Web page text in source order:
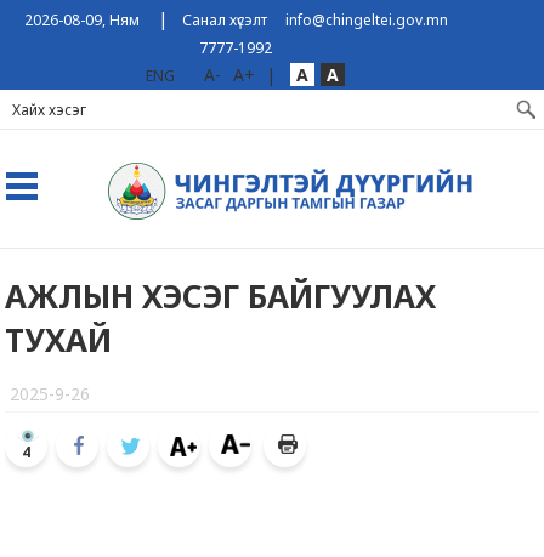
2026-08-09, Ням | Санал хүсэлт
info@chingeltei.gov.mn
7777-1992
ENG
A- A+ | A A
АЖЛЫН ХЭСЭГ БАЙГУУЛАХ
ТУХАЙ
2025-9-26
4